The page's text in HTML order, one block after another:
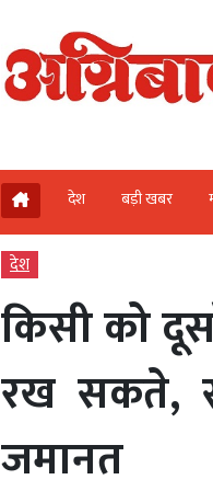
देश बड़ी खबर
देश
किसी को
रख सकते,
जमानत